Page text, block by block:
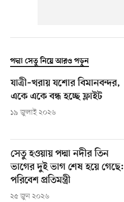
পদ্মা সেতু নিয়ে আরও পড়ুন
যাত্রী–খরায় যশোর বিমানবন্দর,
একে একে বন্ধ হচ্ছে ফ্লাইট
১৯ জুলাই ২০২৬
সেতু হওয়ায় পদ্মা নদীর তিন
ভাগের দুই ভাগ শেষ হয়ে গেছে:
পরিবেশ প্রতিমন্ত্রী
২৫ জুন ২০২৬